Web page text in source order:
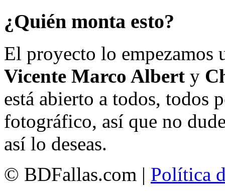
¿Quién monta esto?
El proyecto lo empezamos
Vicente Marco Albert y
está abierto a todos, todos
fotográfico, así que no
así lo deseas.
© BDFallas.com | Política